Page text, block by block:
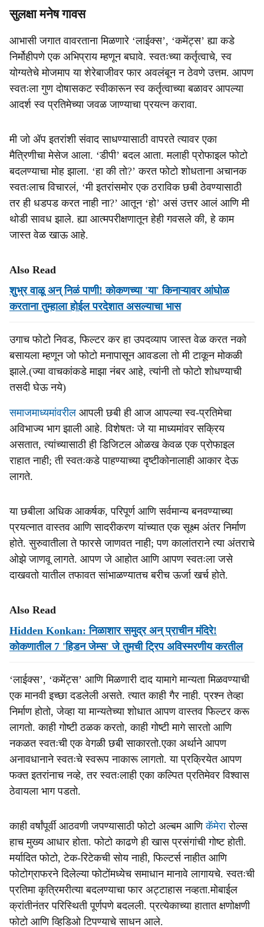
a
r
e
सुलक्षा मनेष गावस
आभासी जगात वावरताना मिळणारे ‘लाईक्स’, ‘कमेंट्स’ ह्या कडे
निर्मोहीपणे एक अभिप्राय म्हणून बघावे. स्वतःच्या कर्तृत्वाचे, स्व
योग्यतेचे मोजमाप या शेरेबाजीवर फार अवलंबून न ठेवणे उत्तम. आपण
स्वतःला गुण दोषासकट स्वीकारून स्व कर्तृत्वाच्या बळावर आपल्या
आदर्श स्व प्रतिमेच्या जवळ जाण्याचा प्रयत्न करावा.
मी जो ॲप इतरांशी संवाद साधण्यासाठी वापरते त्यावर एका
मैत्रिणीचा मेसेज आला. ‘डीपी’ बदल आता. मलाही प्रोफाइल फोटो
बदलण्याचा मोह झाला. ‘हा की तो?’ करत फोटो शोधताना अचानक
स्वतःलाच विचारलं, ‘मी इतरांसमोर एक ठराविक छबी ठेवण्यासाठी
तर ही धडपड करत नाही ना?’ आतून ‘हो’ असं उत्तर आलं आणि मी
थोडी सावध झाले. ह्या आत्मपरीक्षणातून हेही गवसले की, हे काम
जास्त वेळ खाऊ आहे.
Also Read
शुभ्र वाळू अन् निळं पाणी! कोकणच्या 'या' किनाऱ्यावर आंघोळ
करताना तुम्हाला होईल परदेशात असल्याचा भास
उगाच फोटो निवड, फिल्टर कर हा उपदव्याप जास्त वेळ करत नको
बसायला म्हणून जो फोटो मनापासून आवडला तो मी टाकून मोकळी
झाले.(ज्या वाचकांकडे माझा नंबर आहे, त्यांनी तो फोटो शोधण्याची
तसदी घेऊ नये)
समाजमाध्यमांवरील आपली छबी ही आज आपल्या स्व-प्रतिमेचा
अविभाज्य भाग झाली आहे. विशेषतः जे या माध्यमांवर सक्रिय
असतात, त्यांच्यासाठी ही डिजिटल ओळख केवळ एक प्रोफाइल
राहात नाही; ती स्वतःकडे पाहण्याच्या दृष्टीकोनालाही आकार देऊ
लागते.
या छबीला अधिक आकर्षक, परिपूर्ण आणि सर्वमान्य बनवण्याच्या
प्रयत्नात वास्तव आणि सादरीकरण यांच्यात एक सूक्ष्म अंतर निर्माण
होते. सुरुवातीला ते फारसे जाणवत नाही; पण कालांतराने त्या अंतराचे
ओझे जाणवू लागते. आपण जे आहोत आणि आपण स्वतःला जसे
दाखवतो यातील तफावत सांभाळण्यातच बरीच ऊर्जा खर्च होते.
Also Read
Hidden Konkan: निळाशार समुद्र अन् प्राचीन मंदिरे!
कोकणातील 7 'हिडन जेम्स' जे तुमची ट्रिप अविस्मरणीय करतील
‘लाईक्स’, ‘कमेंट्स’ आणि मिळणारी दाद यामागे मान्यता मिळवण्याची
एक मानवी इच्छा दडलेली असते. त्यात काही गैर नाही. प्रश्न तेव्हा
निर्माण होतो, जेव्हा या मान्यतेच्या शोधात आपण वास्तव फिल्टर करू
लागतो. काही गोष्टी ठळक करतो, काही गोष्टी मागे सारतो आणि
नकळत स्वतःची एक वेगळी छबी साकारतो.एका अर्थाने आपण
अनावधानाने स्वतःचे स्वरूप नाकारू लागतो. या प्रक्रियेत आपण
फक्त इतरांनाच नव्हे, तर स्वतःलाही एका कल्पित प्रतिमेवर विश्वास
ठेवायला भाग पडतो.
काही वर्षांपूर्वी आठवणी जपण्यासाठी फोटो अल्बम आणिकॅमेरारोल्स
हाच मुख्य आधार होता. फोटो काढणे ही खास प्रसंगांची गोष्ट होती.
मर्यादित फोटो, टेक-रिटेकची सोय नाही, फिल्टर्स नाहीत आणि
फोटोग्राफरने दिलेल्या फोटोंमध्येच समाधान मानावे लागायचे. स्वतःची
प्रतिमा कृत्रिमरीत्या बदलण्याचा फार अट्टाहास नव्हता.मोबाईल
क्रांतीनंतर परिस्थिती पूर्णपणे बदलली. प्रत्येकाच्या हातात क्षणोक्षणी
फोटो आणि व्हिडिओ टिपण्याचे साधन आले.